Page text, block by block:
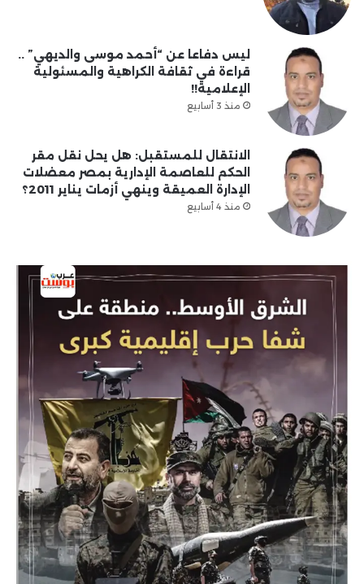
ليس دفاعا عن “أحمد موسى والديهي” ..
قراءة في ثقافة الكراهية والمسئولية
الإعلامية!!
منذ 3 أسابيع
الانتقال للمستقبل: هل يحل نقل مقر
الحكم للعاصمة الإدارية بمصر معضلات
الإدارة العميقة وينهي أزمات يناير 2011؟
منذ 4 أسابيع